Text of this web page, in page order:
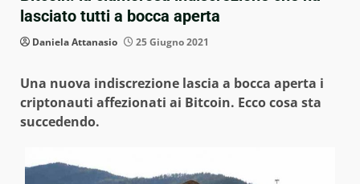
lasciato tutti a bocca aperta
Daniela Attanasio 25 Giugno 2021
Una nuova indiscrezione lascia a bocca aperta i
criptonauti affezionati ai Bitcoin. Ecco cosa sta
succedendo.